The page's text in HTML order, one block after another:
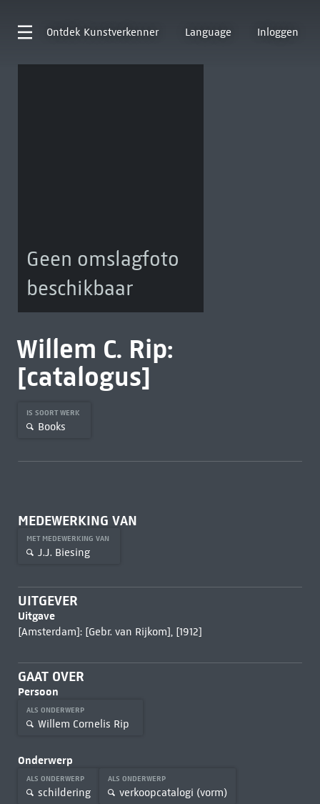
Ontdek Kunstverkenner Language Inloggen
Geen omslagfoto
beschikbaar
Willem C. Rip:
[catalogus]
IS SOORT WERK
Books
MEDEWERKING VAN
MET MEDEWERKING VAN
J.J. Biesing
UITGEVER
Uitgave
[Amsterdam]: [Gebr. van Rijkom], [1912]
GAAT OVER
Persoon
ALS ONDERWERP
Willem Cornelis Rip
Onderwerp
ALS ONDERWERP
schildering
ALS ONDERWERP
verkoopcatalogi (vorm)